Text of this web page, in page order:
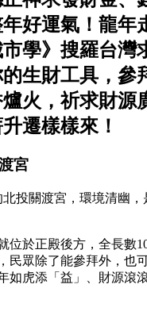
好運氣！龍年
學》搜羅台灣
生財工具，參
火，祈求財源
遷樣樣來！
宮
投關渡宮，環境清幽，
位於正殿後方，全長數
民眾除了能參拜外，也
如虎添「益」、財源滾滾